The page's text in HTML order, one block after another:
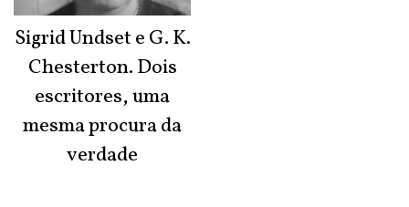
Sigrid Undset e G. K.
Chesterton. Dois
escritores, uma
mesma procura da
verdade